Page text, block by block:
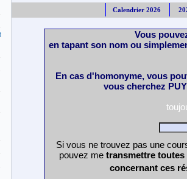
Calendrier 2026
Vous
en tapant son nom ou
En cas d'homonyme, vous
vous cherchez
Si vous ne trouvez pas une
pouvez me transmettre
concernant ces